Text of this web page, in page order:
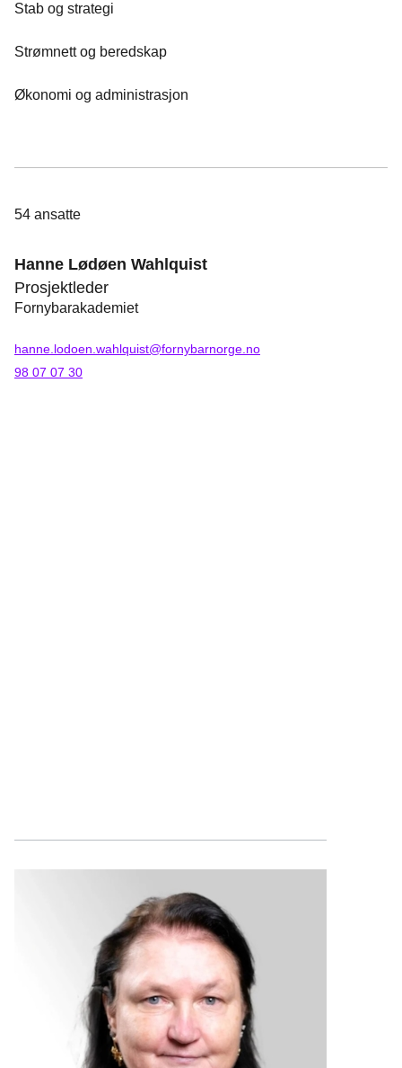
Stab og strategi
Strømnett og beredskap
Økonomi og administrasjon
54 ansatte
Hanne Lødøen Wahlquist
Prosjektleder
Fornybarakademiet
hanne.lodoen.wahlquist@fornybarnorge.no
98 07 07 30